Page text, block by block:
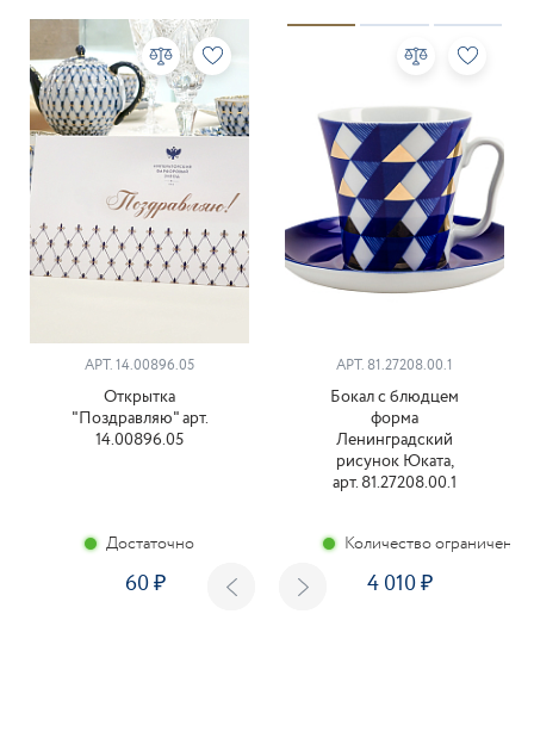
АРТ. 14.00896.05
Открытка
"Поздравляю" арт.
14.00896.05
Достаточно
60
АРТ. 81.27208.00.1
Бокал с блюдцем
форма
Ленинградский
рисунок Юката,
арт. 81.27208.00.1
Количество ограничено
4 010